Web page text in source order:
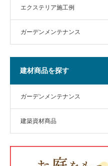
エクステリア施工例
ガーデンメンテナンス
建材商品を探す
ガーデンメンテナンス
建築資材商品